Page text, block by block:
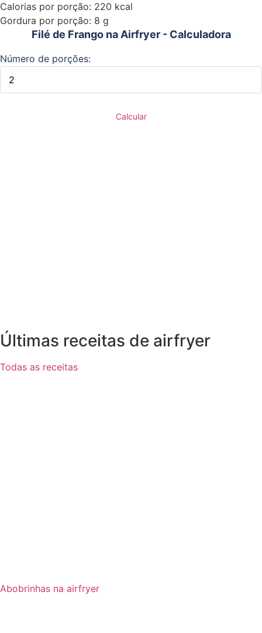
Calorias por porção: 220 kcal
Gordura por porção: 8 g
Filé de Frango na Airfryer - Calculadora
Número de porções:
Calcular
Últimas receitas de airfryer
Todas as receitas
Abobrinhas na airfryer